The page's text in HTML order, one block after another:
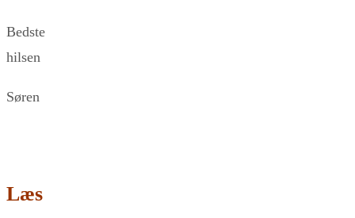
Bedste
hilsen
Søren
Læs